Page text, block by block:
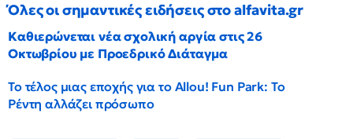
Όλες οι σημαντικές ειδήσεις στο alfavita.gr
Καθιερώνεται νέα σχολική αργία στις 26
Οκτωβρίου με Προεδρικό Διάταγμα
Το τέλος μιας εποχής για το Allou! Fun Park: Το
Ρέντη αλλάζει πρόσωπο